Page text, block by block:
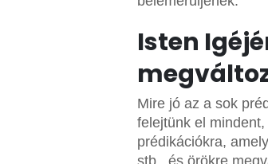
Isten
Mire jó az a sok
felejtünk el
prédikációkra,